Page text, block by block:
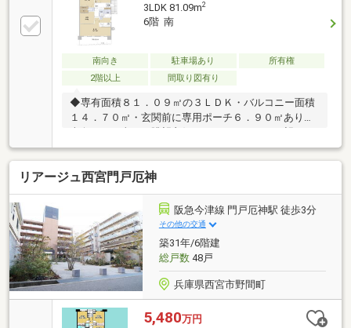
3LDK 81.09m2
6階 南
南向き 駐車場あり
所有権
2階以上
間取り図有り
◆専有面積８１．０９㎡の３ＬＤＫ・バルコニー面積
１４．７０㎡・玄関前に専用ポーチ６．９０㎡あり◆
す／天候によります。新西宮ヨットハーバーまで約２
４０ｍ）◆ＬＤＫのリビングはガス温水式床暖房付。
◆１４０ｃｍ×１８０ｃｍサイズの窓ありの浴室には
浴室暖房乾燥機付。◆ペット飼育可（飼育細則あり）
リアージュ西宮門戸厄神
阪急今津線 門戸厄神駅 徒歩3分
その他の交通
築31年/6階建
総戸数48戸
兵庫県西宮市野間町
5,480万円